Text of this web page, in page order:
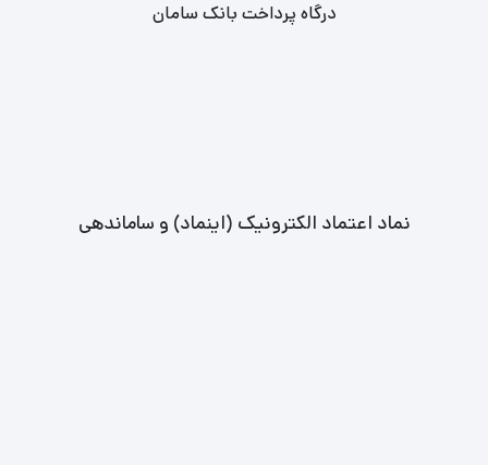
درگاه پرداخت بانک سامان
نماد اعتماد الکترونیک (اینماد) و ساماندهی